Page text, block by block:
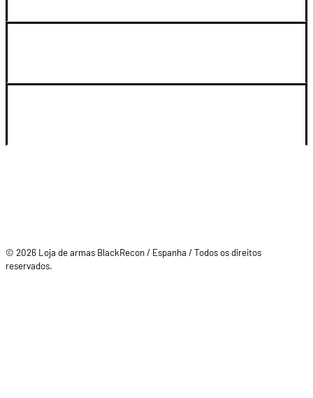
© 2026 Loja de armas BlackRecon / Espanha / Todos os direitos
reservados.